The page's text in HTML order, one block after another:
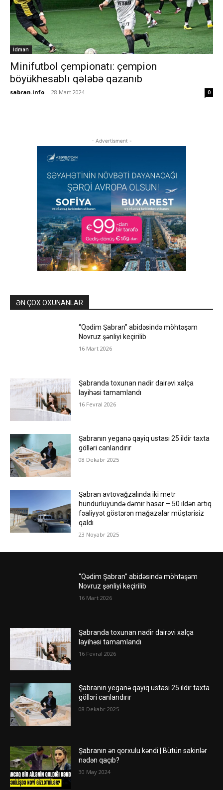
İdman
Minifutbol çempionatı: çempion
böyükhesablı qələbə qazanıb
sabran.info - 28 Mart 2024 0
- Advertisment -
ƏN ÇOX OXUNANLAR
“Qədim Şabran” abidəsində möhtəşəm
Novruz şənliyi keçirilib
16 Mart 2026
Şabranda toxunan nadir dairəvi xalça
layihəsi tamamlandı
16 Fevral 2026
Şabranın yeganə qayiq ustası 25 ildir taxta
gölləri canlandırır
08 Dekabr 2025
Şabran avtovağzalında iki metr
hündürlüyündə dəmir hasar – 50 ildən artıq
fəaliyyət göstərən mağazalar müştərisiz
qaldı
23 Noyabr 2025
“Qədim Şabran” abidəsində möhtəşəm
Novruz şənliyi keçirilib
16 Mart 2026
Şabranda toxunan nadir dairəvi xalça
layihəsi tamamlandı
16 Fevral 2026
Şabranın yeganə qayiq ustası 25 ildir taxta
gölləri canlandırır
08 Dekabr 2025
Şabranın ən qorxulu kəndi | Bütün sakinlər
nədən qaçıb?
30 May 2024